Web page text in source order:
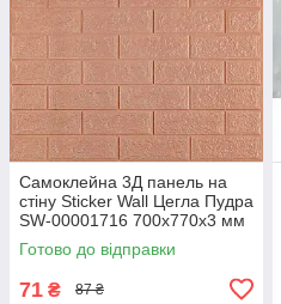
Самоклейна 3Д панель на
стіну Sticker Wall Цегла Пудра
SW-00001716 700х770х3 мм
(SHiz17036)
Готово до відправки
71 ₴ 87 ₴